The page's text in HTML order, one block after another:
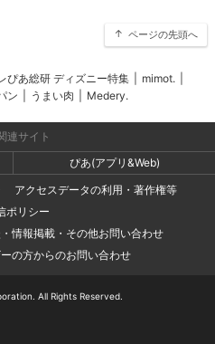
ページの先頭へ
ぴあ総研 ディズニー特集 mimot.
ン うまい肉 Medery.
連サイト
ぴあ(アプリ&Web)
アクセスデータの利用・著作権等
ポリシー
情報掲載・その他お問い合わせ
の方からのお問い合わせ
All Rights Reserved.